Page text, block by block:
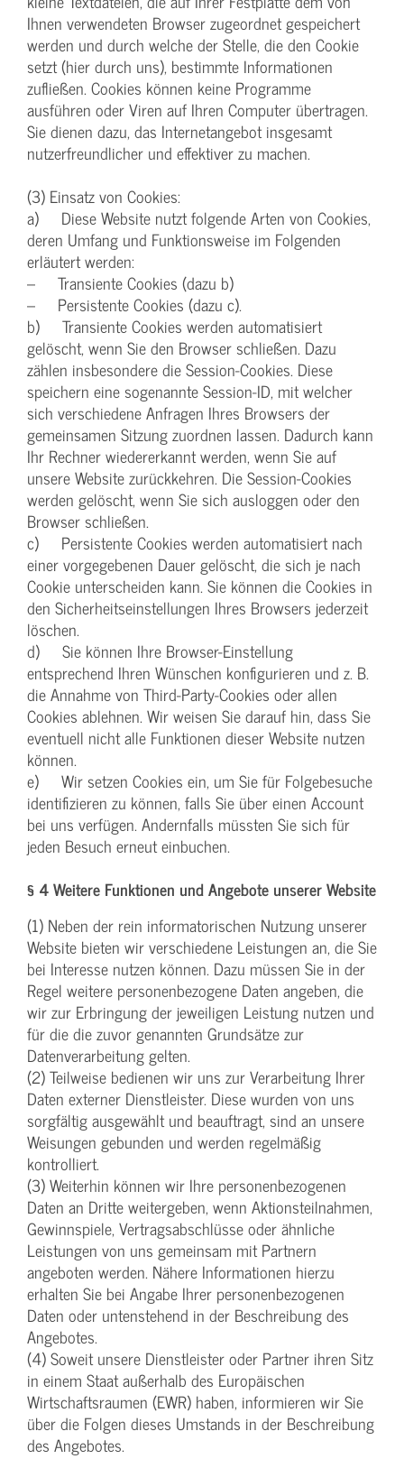
Ihnen verwendeten Browser zugeordnet gespeichert
werden und durch welche der Stelle, die den Cookie
setzt (hier durch uns), bestimmte Informationen
zufließen. Cookies können keine Programme
ausführen oder Viren auf Ihren Computer übertragen.
Sie dienen dazu, das Internetangebot insgesamt
nutzerfreundlicher und effektiver zu machen.
(3) Einsatz von Cookies:
a) Diese Website nutzt folgende Arten von Cookies,
deren Umfang und Funktionsweise im Folgenden
erläutert werden:
– Transiente Cookies (dazu b)
– Persistente Cookies (dazu c).
b) Transiente Cookies werden automatisiert
gelöscht, wenn Sie den Browser schließen. Dazu
zählen insbesondere die Session-Cookies. Diese
speichern eine sogenannte Session-ID, mit welcher
sich verschiedene Anfragen Ihres Browsers der
gemeinsamen Sitzung zuordnen lassen. Dadurch kann
Ihr Rechner wiedererkannt werden, wenn Sie auf
unsere Website zurückkehren. Die Session-Cookies
werden gelöscht, wenn Sie sich ausloggen oder den
Browser schließen.
c) Persistente Cookies werden automatisiert nach
einer vorgegebenen Dauer gelöscht, die sich je nach
Cookie unterscheiden kann. Sie können die Cookies in
den Sicherheitseinstellungen Ihres Browsers jederzeit
löschen.
d) Sie können Ihre Browser-Einstellung
entsprechend Ihren Wünschen konfigurieren und z. B.
die Annahme von Third-Party-Cookies oder allen
Cookies ablehnen. Wir weisen Sie darauf hin, dass Sie
eventuell nicht alle Funktionen dieser Website nutzen
können.
e) Wir setzen Cookies ein, um Sie für Folgebesuche
identifizieren zu können, falls Sie über einen Account
bei uns verfügen. Andernfalls müssten Sie sich für
jeden Besuch erneut einbuchen.
§ 4 Weitere Funktionen und Angebote unserer Website
(1) Neben der rein informatorischen Nutzung unserer
Website bieten wir verschiedene Leistungen an, die Sie
bei Interesse nutzen können. Dazu müssen Sie in der
Regel weitere personenbezogene Daten angeben, die
wir zur Erbringung der jeweiligen Leistung nutzen und
für die die zuvor genannten Grundsätze zur
Datenverarbeitung gelten.
(2) Teilweise bedienen wir uns zur Verarbeitung Ihrer
Daten externer Dienstleister. Diese wurden von uns
sorgfältig ausgewählt und beauftragt, sind an unsere
Weisungen gebunden und werden regelmäßig
kontrolliert.
(3) Weiterhin können wir Ihre personenbezogenen
Daten an Dritte weitergeben, wenn Aktionsteilnahmen,
Gewinnspiele, Vertragsabschlüsse oder ähnliche
Leistungen von uns gemeinsam mit Partnern
angeboten werden. Nähere Informationen hierzu
erhalten Sie bei Angabe Ihrer personenbezogenen
Daten oder untenstehend in der Beschreibung des
Angebotes.
(4) Soweit unsere Dienstleister oder Partner ihren Sitz
in einem Staat außerhalb des Europäischen
Wirtschaftsraumen (EWR) haben, informieren wir Sie
über die Folgen dieses Umstands in der Beschreibung
des Angebotes.